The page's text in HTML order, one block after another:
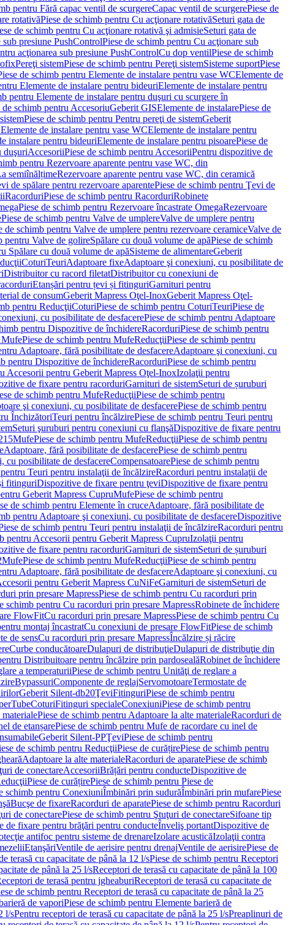
pentru Fără capac ventil de scurgereCapac ventil de scurgerePiese de
rotativăPiese de schimb pentru Cu acţionare rotativăSeturi gata de
de schimb pentru Cu acţionare rotativă şi admisieSeturi gata de
presiune PushControlPiese de schimb pentru Cu acţionare sub
acţionarea sub presiune PushControlCu dop ventilPiese de schimb
Pereţi sistemPiese de schimb pentru Pereţi sistemSisteme suportPiese
de schimb pentru Elemente de instalare pentru vase WCElemente de
Elemente de instalare pentru bideuriElemente de instalare pentru
pentru Elemente de instalare pentru duşuri cu scurgere în
de schimb pentru AccesoriuGeberit GISElemente de instalarePiese de
Piese de schimb pentru Pentru pereţi de sistemGeberit
de instalare pentru vase WCElemente de instalare pentru
instalare pentru bideuriElemente de instalare pentru pisoarePiese de
duşuriAccesoriiPiese de schimb pentru AccesoriiPentru dispozitive de
pentru Rezervoare aparente pentru vase WC, din
semiînălțimeRezervoare aparente pentru vase WC, din ceramică
de spălare pentru rezervoare aparentePiese de schimb pentru Ţevi de
RacorduriPiese de schimb pentru RacorduriRobinete
Piese de schimb pentru Rezervoare încastrate OmegaRezervoare
Piese de schimb pentru Valve de umplereValve de umplere pentru
de schimb pentru Valve de umplere pentru rezervoare ceramiceValve de
pentru Valve de golireSpălare cu două volume de apăPiese de schimb
Spălare cu două volume de apăSisteme de alimentareGeberit
CoturiTeuriAdaptoare fixeAdaptoare şi conexiuni, cu posibilitate de
Distribuitor cu racord filetatDistribuitor cu conexiuni de
Etanșări pentru țevi și fitinguriGarnituri pentru
de consumGeberit Mapress Oţel-InoxGeberit Mapress Oţel-
pentru ReducţiiCoturiPiese de schimb pentru CoturiTeuriPiese de
cu posibilitate de desfacerePiese de schimb pentru Adaptoare
pentru Dispozitive de închidereRacorduriPiese de schimb pentru
MufePiese de schimb pentru MufeReducţiiPiese de schimb pentru
Adaptoare, fără posibilitate de desfacereAdaptoare şi conexiuni, cu
pentru Dispozitive de închidereRacorduriPiese de schimb pentru
Accesorii pentru Geberit Mapress Oţel-InoxIzolaţii pentru
de fixare pentru racorduriGarnituri de sistemSeturi de șuruburi
de schimb pentru MufeReducţiiPiese de schimb pentru
şi conexiuni, cu posibilitate de desfacerePiese de schimb pentru
ÎnchizătoriTeuri pentru încălzirePiese de schimb pentru Teuri pentru
Seturi şuruburi pentru conexiuni cu flanşăDispozitive de fixare pentru
MufePiese de schimb pentru MufeReducţiiPiese de schimb pentru
Adaptoare, fără posibilitate de desfacerePiese de schimb pentru
cu posibilitate de desfacereCompensatoarePiese de schimb pentru
Teuri pentru instalaţii de încălzireRacorduri pentru instalaţii de
fitinguriDispozitive de fixare pentru ţeviDispozitive de fixare pentru
Geberit Mapress CupruMufePiese de schimb pentru
de schimb pentru Elemente în cruceAdaptoare, fără posibilitate de
pentru Adaptoare şi conexiuni, cu posibilitate de desfacereDispozitive
de schimb pentru Teuri pentru instalaţii de încălzireRacorduri pentru
pentru Accesorii pentru Geberit Mapress CupruIzolaţii pentru
de fixare pentru racorduriGarnituri de sistemSeturi de șuruburi
MufePiese de schimb pentru MufeReducţiiPiese de schimb pentru
Adaptoare, fără posibilitate de desfacereAdaptoare şi conexiuni, cu
pentru Geberit Mapress CuNiFeGarnituri de sistemSeturi de
prin presare MapressPiese de schimb pentru Cu racorduri prin
schimb pentru Cu racorduri prin presare MapressRobinete de închidere
FlowFitCu racorduri prin presare MapressPiese de schimb pentru Cu
montaj încastratCu conexiuni de presare FlowFitPiese de schimb
de sensCu racorduri prin presare MapressÎncălzire și răcire
Curbe conducătoareDulapuri de distribuţieDulapuri de distribuţie din
Distribuitoare pentru încălzire prin pardosealăRobinet de închidere
a temperaturiiPiese de schimb pentru Unităţi de reglare a
BypassuriComponente de reglajServomotoareTermostate de
Geberit Silent-db20ŢeviFitinguriPiese de schimb pentru
CoturiFitinguri specialeConexiuniPiese de schimb pentru
Piese de schimb pentru Adaptoare la alte materialeRacorduri de
de etanșarePiese de schimb pentru Mufe de racordare cu inel de
Geberit Silent-PPŢeviPiese de schimb pentru
de schimb pentru ReducţiiPiese de curățirePiese de schimb pentru
Adaptoare la alte materialeRacorduri de aparatePiese de schimb
de conectareAccesoriiBrățări pentru conducteDispozitive de
Piese de curățirePiese de schimb pentru Piese de
schimb pentru ConexiuniÎmbinări prin sudurăÎmbinări prin mufarePiese
Bucşe de fixareRacorduri de aparatePiese de schimb pentru Racorduri
de conectarePiese de schimb pentru Ştuţuri de conectareSifoane tip
de fixare pentru brăţări pentru conducteÎnveliş portantDispozitive de
antifoc pentru sisteme de drenareIzolare acusticăIzolaţii contra
EtanşăriVentile de aerisire pentru drenajVentile de aerisirePiese de
terasă cu capacitate de până la 12 l/sPiese de schimb pentru Receptori
de până la 25 l/sReceptori de terasă cu capacitate de până la 100
de terasă pentru jgheaburiReceptori de terasă cu capacitate de
de schimb pentru Receptori de terasă cu capacitate de până la 25
de vaporiPiese de schimb pentru Elemente barieră de
l/sPentru receptori de terasă cu capacitate de până la 25 l/sPreaplinuri de